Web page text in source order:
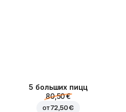
5 больших пицц
80,50 €
от72,50 €